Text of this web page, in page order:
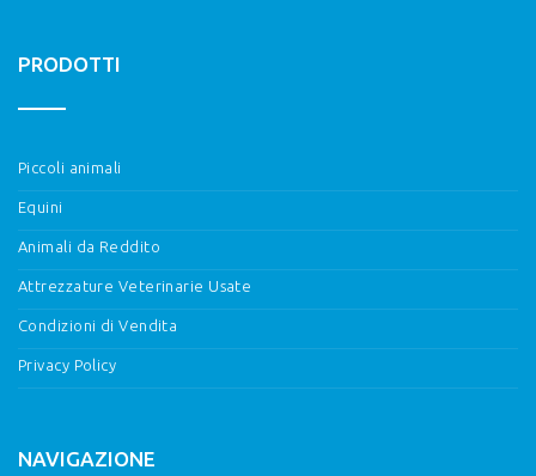
PRODOTTI
Piccoli animali
Equini
Animali da Reddito
Attrezzature Veterinarie Usate
Condizioni di Vendita
Privacy Policy
NAVIGAZIONE